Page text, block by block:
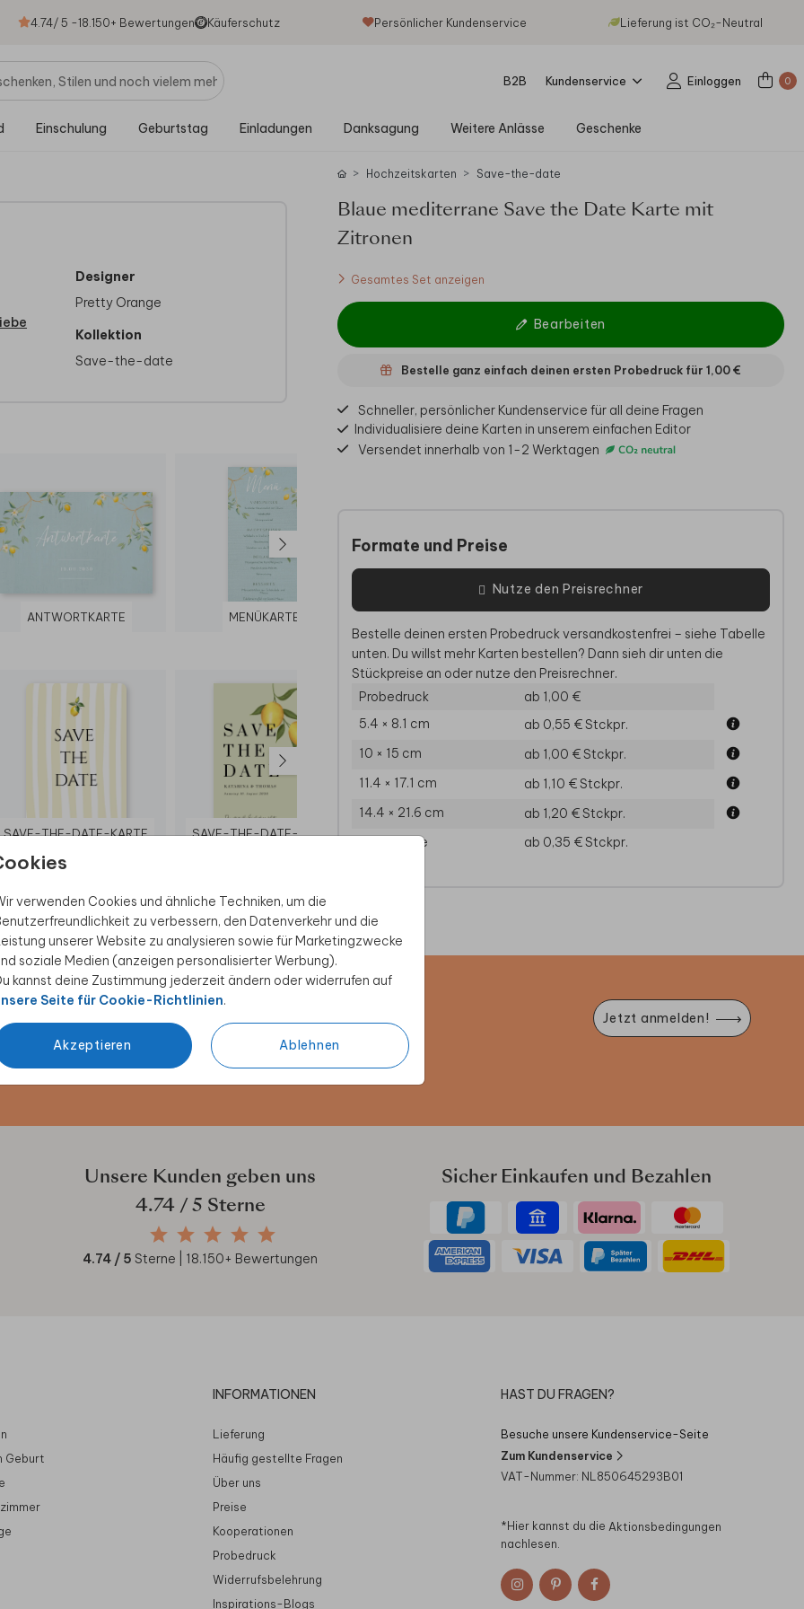
4.74/ 5 -18.150+ Bewertungen Käuferschutz Persönlicher Kundenservice Lieferung ist CO₂-Neutral
B2B Kundenservice Einloggen 0
Einschulung Geburtstag Einladungen Danksagung Weitere Anlässe Geschenke
verwenden Cookies und ähnliche Techniken, um die
zu verbessern, den Datenverkehr und die
unserer Website zu analysieren sowie für Marketingzwecke
soziale Medien (anzeigen personalisierter Werbung).
kannst deine Zustimmung jederzeit ändern oder widerrufen auf
Seite für Cookie-Richtlinien.
Akzeptieren Ablehnen
Designer
Pretty Orange
Kollektion
Save-the-date
ANTWORTKARTE MENÜKARTE
SAVE-THE-DATE-KARTE SAVE-THE-DATE-KARTE SAVE-THE-DATE-KARTE SAVE-THE-DATE-KARTE
Hochzeitskarten Save-the-date
Blaue mediterrane Save the Date Karte mit
Zitronen
Gesamtes Set anzeigen
Bearbeiten
Bestelle ganz einfach deinen ersten Probedruck für1,00 €
Schneller, persönlicher Kundenservice für all deine Fragen
Individualisiere deine Karten in unserem einfachen Editor
Versendet innerhalb von 1-2 Werktagen
Formate und Preise
Nutze den Preisrechner
Bestelle deinen ersten Probedruck versandkostenfrei – siehe Tabelle
unten. Du willst mehr Karten bestellen? Dann sieh dir unten die
Stückpreise an oder nutze den Preisrechner.
Probedruck
ab 1,00 €
5.4 × 8.1 cm
ab 0,55 €Stckpr.
10 × 15 cm
ab 1,00 €Stckpr.
11.4 × 17.1 cm
ab 1,10 €Stckpr.
14.4 × 21.6 cm
ab 1,20 €Stckpr.
Umschläge
ab 0,35 €Stckpr.
Rabatt sichern
Angebote, kreative
Als Dankeschön
Jetzt anmelden!
Unsere Kunden geben uns
4.74/ 5 Sterne
4.74 / 5 Sterne | 18.150+ Bewertungen
Sicher Einkaufen und Bezahlen
Geburt
INFORMATIONEN
Lieferung
Häufig gestellte Fragen
Über uns
Preise
Kooperationen
Probedruck
Widerrufsbelehrung
Inspirations-Blogs
HAST DU FRAGEN?
Besuche unsere Kundenservice-Seite
Zum Kundenservice
VAT-Nummer: NL850645293B01
*Hier kannst du die Aktionsbedingungen
nachlesen.